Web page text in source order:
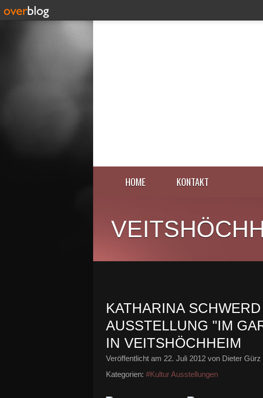
HOME KONTAKT
KATHARINA
AUSSTELLUNG "IM
IN VEITSHÖCHHEIM
Veröffentlicht am 22. Juli 2012 von Dieter Gürz
Kategorien: #Kultur Ausstellungen